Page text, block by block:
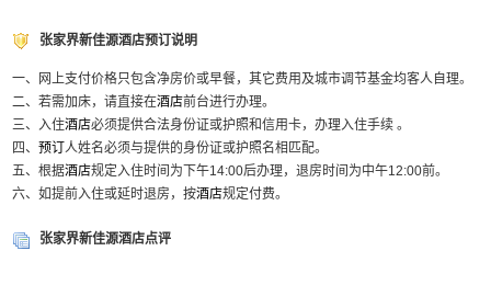
张家界新佳源酒店预订说明
一、网上支付价格只包含净房价或早餐，其它费用及城市调节基金均客人自理。
二、若需加床，请直接在酒店前台进行办理。
三、入住酒店必须提供合法身份证或护照和信用卡，办理入住手续 。
四、 预订 人姓名必须与提供的身份证或护照名相匹配。
五、根据酒店规定入住时间为下午14:00后办理，退房时间为中午12:00前。
六、如提前入住或延时退房，按酒店规定付费。
张家界新佳源酒店点评